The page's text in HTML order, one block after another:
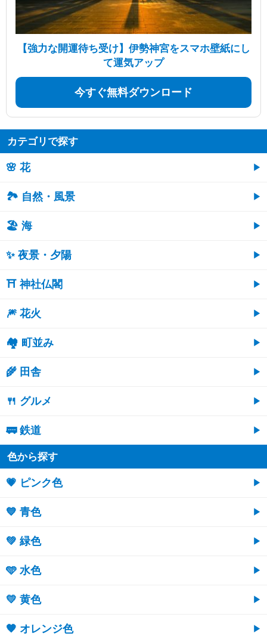
【強力な開運待ち受け】伊勢神宮をスマホ壁紙にし
て運気アップ
今すぐ無料ダウンロード
カテゴリで探す
🌸 花
🏞️ 自然・風景
🏖 海
✨ 夜景・夕陽
⛩ 神社仏閣
🎆 花火
🏘 町並み
🌾 田舎
🍴 グルメ
🚃 鉄道
色から探す
💗 ピンク色
💙 青色
💚 緑色
🩵 水色
💛 黄色
🧡 オレンジ色